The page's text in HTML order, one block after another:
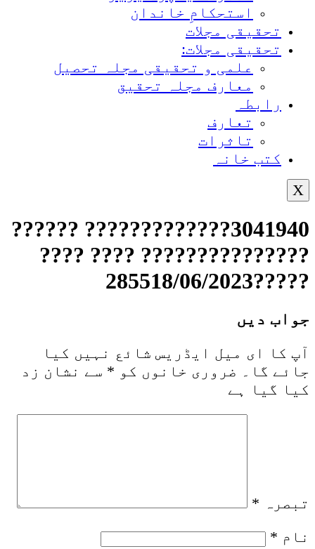
استحکامِ خاندان
تحقیقی مجلات
تحقیقی مجلات:
علمی و تحقیقی مجلہ تحصیل
معارف مجلہ تحقیق
رابطہ
تعارف
تاثرات
کتب خانہ
X
3041940????????????? ??????
??????????????? ???? ????
?????285518/06/2023
جواب دیں
آپ کا ای میل ایڈریس شائع نہیں کیا
جائے گا۔
ضروری خانوں کو * سے نشان زد
کیا گیا ہے
تبصرہ *
نام *